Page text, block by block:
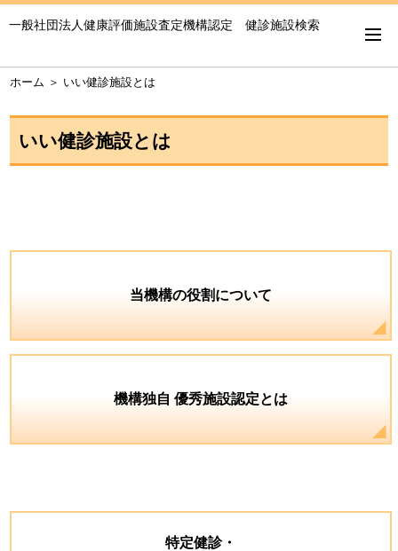
一般社団法人健康評価施設査定機構認定 健診施設検索
ホーム ＞ いい健診施設とは
いい健診施設とは
当機構の役割について
機構独自 優秀施設認定とは
特定健診・